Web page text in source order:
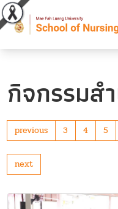
กิจกรรมส
previous 3 4 5
next